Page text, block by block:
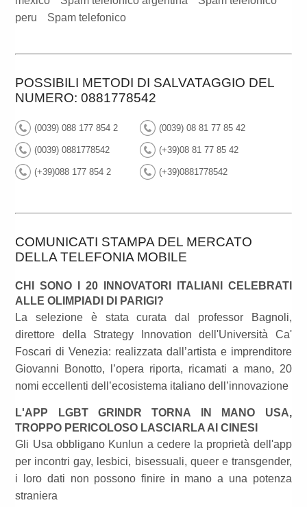
peru
Spam telefonico
POSSIBILI METODI DI SALVATAGGIO DEL
NUMERO: 0881778542
(0039) 088 177 854 2 (0039) 08 81 77 85 42
(0039) 0881778542 (+39)08 81 77 85 42
(+39)088 177 854 2 (+39)0881778542
COMUNICATI STAMPA DEL MERCATO
DELLA TELEFONIA MOBILE
CHI SONO I 20 INNOVATORI ITALIANI CELEBRATI
ALLE OLIMPIADI DI PARIGI?
La selezione è stata curata dal professor Bagnoli,
direttore della Strategy Innovation dell'Università Ca'
Foscari di Venezia: realizzata dall’artista e imprenditore
Giovanni Bonotto, l’opera riporta, ricamati a mano, 20
nomi eccellenti dell’ecosistema italiano dell’innovazione
L'APP LGBT GRINDR TORNA IN MANO USA,
TROPPO PERICOLOSO LASCIARLA AI CINESI
Gli Usa obbligano Kunlun a cedere la proprietà dell'app
per incontri gay, lesbici, bisessuali, queer e transgender,
i loro dati non possono finire in mano a una potenza
straniera